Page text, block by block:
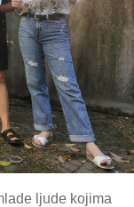
ljude kojima